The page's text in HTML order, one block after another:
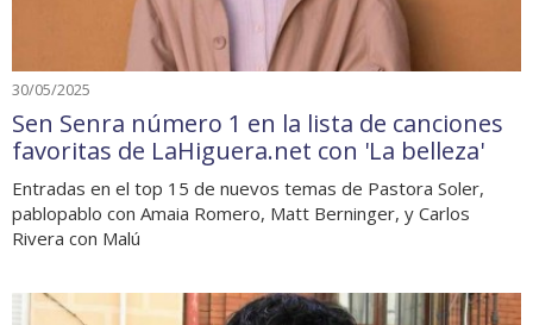
30/05/2025
Sen Senra número 1 en la lista de canciones
favoritas de LaHiguera.net con 'La belleza'
Entradas en el top 15 de nuevos temas de Pastora Soler,
pablopablo con Amaia Romero, Matt Berninger, y Carlos
Rivera con Malú